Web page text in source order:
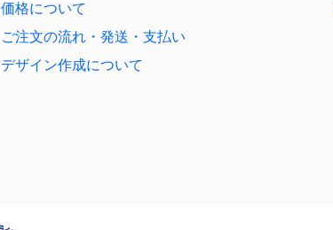
価格について
ご注文の流れ・発送・支払い
デザイン作成について